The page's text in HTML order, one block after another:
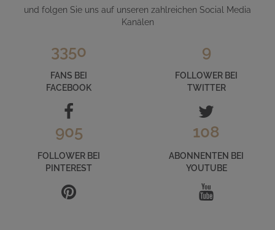
und folgen Sie uns auf unseren zahlreichen Social Media
Kanälen
3350
FANS BEI
FACEBOOK
9
FOLLOWER BEI
TWITTER
905
FOLLOWER BEI
PINTEREST
108
ABONNENTEN BEI
YOUTUBE